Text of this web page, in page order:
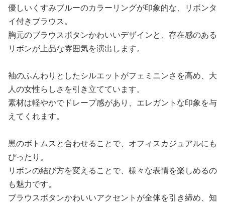
優しいくすみブルーのカラーリングが印象的な、リボンタ
イ付きブラウス。
胸元のブラウスボタンかわいいデザインと、存在感のある
リボンが上品な雰囲気を演出します。
袖のふんわりとしたシルエットがフェミニンさを高め、大
人の女性らしさを引き立てています。
素材は軽やかでドレープ感があり、エレガントな印象を与
えてくれます。
黒のボトムスと合わせることで、オフィスカジュアルにも
ぴったり。
リボンの結び方を変えることで、様々な表情を楽しめるの
も魅力です。
ブラウスボタンかわいいアクセントが全体を引き締め、知